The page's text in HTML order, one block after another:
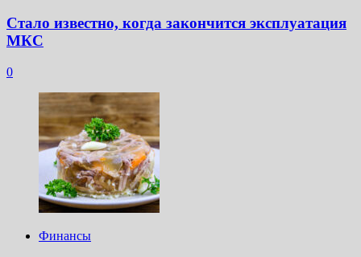
Стало известно, когда закончится эксплуатация
МКС
0
Финансы